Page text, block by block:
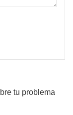
tu problema